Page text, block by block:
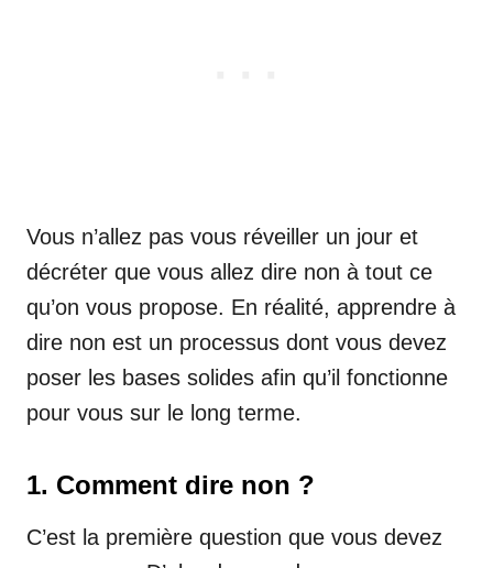
Vous n’allez pas vous réveiller un jour et
décréter que vous allez dire non à tout ce
qu’on vous propose. En réalité, apprendre à
dire non est un processus dont vous devez
poser les bases solides afin qu’il fonctionne
pour vous sur le long terme.
1. Comment dire non ?
C’est la première question que vous devez